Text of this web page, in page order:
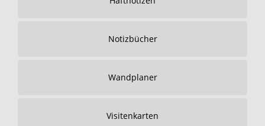
Notizbücher
Wandplaner
Visitenkarten